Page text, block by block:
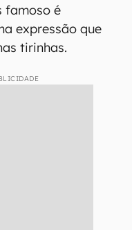
famoso é
expressão que
tirinhas.